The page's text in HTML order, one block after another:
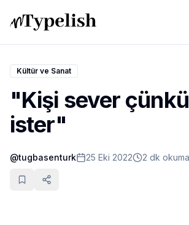
Dünya
Film ve Dizi
Kültür ve Sanat
Sağlık
Kültür ve Sanat
"Kişi sever
ister"
@tugbasenturk 25 Eki 2022 2 dk okuma